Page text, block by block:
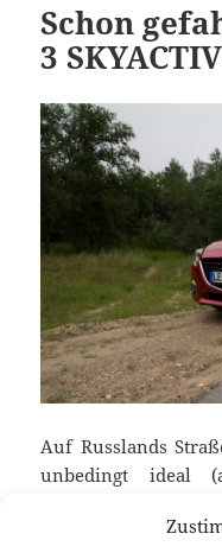
Schon
3
Auf Russlands
unbedingt ideal
abgesehen von